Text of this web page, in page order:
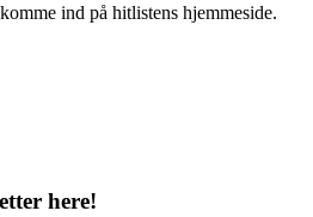
ind på hitlistens hjemmeside.
here!